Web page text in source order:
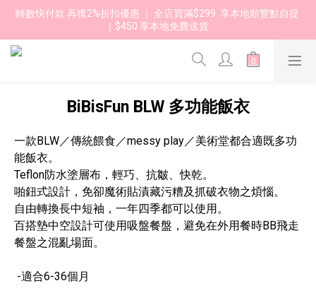
轉數快付款 再獲2%折扣優惠 ｜ 全店買滿$299  享本地順豐點自提
｜$450 享本地免費送貨
BiBisFun BLW 多功能飯衣
一款BLW／傳統餵食／messy play／美術堂都合適既多功
能飯衣。
Teflon防水塗層布，輕巧、抗皺、快乾。
啪鈕式設計，免卻魔術貼漬藏污糟及抓破衣物之煩惱。
自由轉換長中短袖，一年四季都可以使用。
百搭墊中空設計可使用吸盤餐盤，避免在外用餐時BB飛走
餐盤之混亂場面。
-適合6-36個月